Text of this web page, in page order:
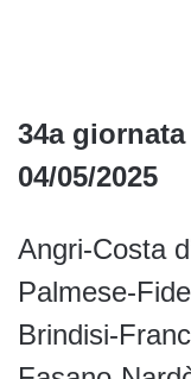
34a
04/05/2025
Angri-Costa
Palmese-
Brindisi-